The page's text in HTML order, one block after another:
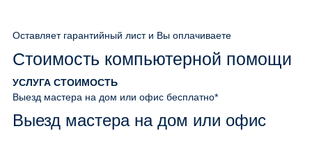
Оставляет гарантийный лист и Вы оплачиваете
Стоимость компьютерной помощи
УСЛУГА СТОИМОСТЬ
Выезд мастера на дом или офис бесплатно*
Выезд мастера на дом или офис